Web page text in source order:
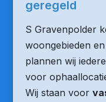
geregeld
S Gravenpolder
woongebieden
plannen wij
voor
Wij staan voor